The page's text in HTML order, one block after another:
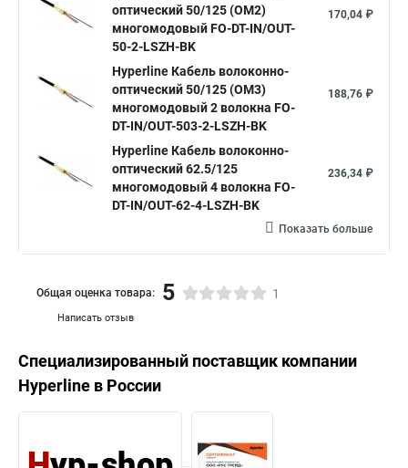
оптический 50/125 (OM2)
многомодовый FO-DT-IN/OUT-
50-2-LSZH-BK
170,04 ₽
Hyperline Кабель волоконно-
оптический 50/125 (OM3)
многомодовый 2 волокна FO-
DT-IN/OUT-503-2-LSZH-BK
188,76 ₽
Hyperline Кабель волоконно-
оптический 62.5/125
многомодовый 4 волокна FO-
DT-IN/OUT-62-4-LSZH-BK
236,34 ₽
Показать больше
Написать отзыв
Общая оценка товара: 5 1
Специализированный поставщик компании
Hyperline в России